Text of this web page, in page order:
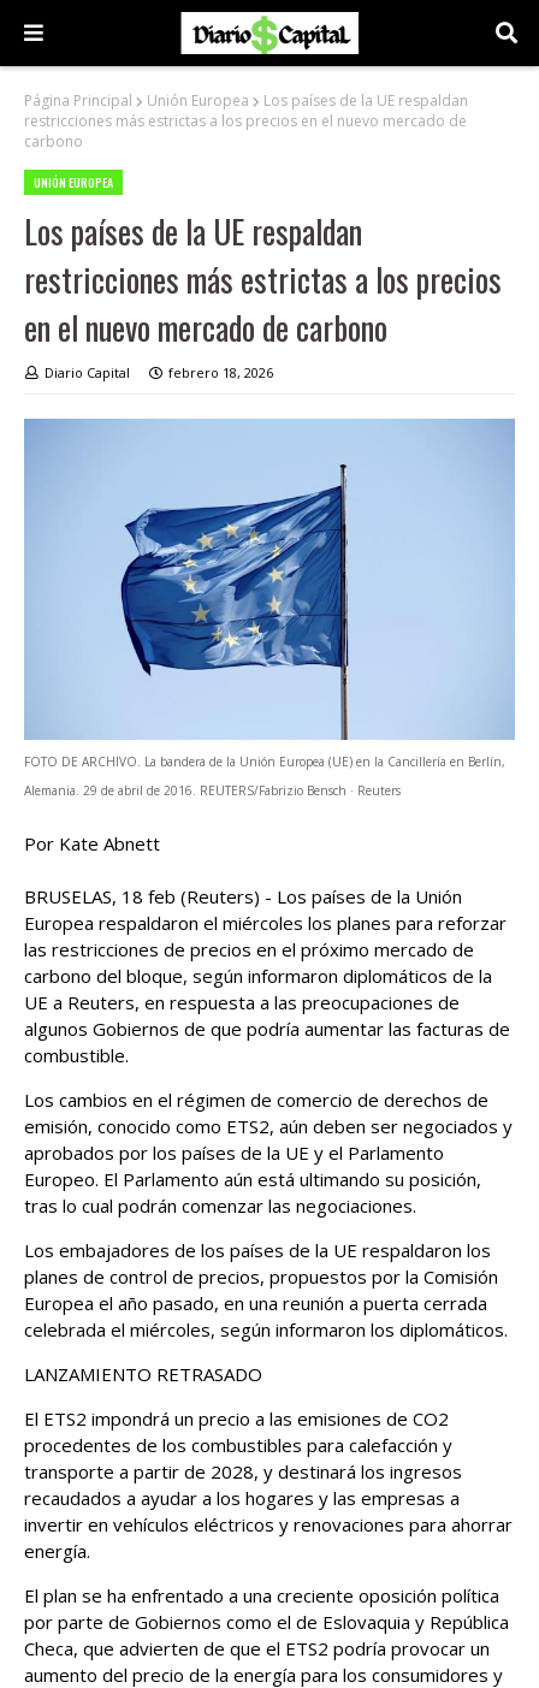
Página Principal Unión Europea
Los países de la UE respaldan
restricciones más estrictas a los precios en el nuevo mercado de
carbono
UNIÓN EUROPEA
Los países de la UE respaldan
restricciones más estrictas a los precios
en el nuevo mercado de carbono
Diario Capital febrero 18, 2026
FOTO DE ARCHIVO. La bandera de la Unión Europea (UE) en la Cancillería en Berlín,
Alemania. 29 de abril de 2016. REUTERS/Fabrizio Bensch · Reuters
Por Kate Abnett
BRUSELAS, 18 feb (Reuters) - Los países de la Unión
Europea respaldaron el miércoles los planes para reforzar
las restricciones de precios en el próximo ‌mercado de
carbono del bloque, según informaron diplomáticos de la
UE a Reuters, ‌en respuesta a las preocupaciones de
algunos Gobiernos de que podría aumentar las facturas de
combustible.
Los cambios en el ​régimen de comercio de derechos de
emisión, conocido como ETS2, aún deben ser negociados y
aprobados por los países de la UE y el Parlamento
Europeo. El Parlamento aún está ultimando su posición,
tras lo cual podrán comenzar las negociaciones.
Los embajadores de los países de la UE respaldaron ‌los
planes de control de precios, ⁠propuestos por la Comisión
Europea el año pasado, en una reunión a puerta cerrada
celebrada el miércoles, según informaron los diplomáticos.
LANZAMIENTO RETRASADO
El ETS2 impondrá ⁠un precio a las emisiones de CO2
procedentes de los combustibles para calefacción y
transporte a partir de 2028, y destinará los ingresos
recaudados a ayudar a los hogares y las empresas a ​
invertir ​en vehículos eléctricos y renovaciones para ahorrar
energía.
El plan ​se ha enfrentado a una creciente ‌oposición política
por parte de Gobiernos como el de Eslovaquia y República
Checa, que advierten de que el ETS2 podría provocar un
aumento del precio de la energía para los consumidores y